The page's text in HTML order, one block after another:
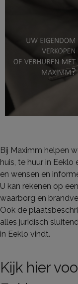
Bij Maximm helpen
huis, te huur in
en wensen en
U kan rekenen op
waarborg en
Ook de
alles juridisch
in Eeklo vindt.
Kijk hier